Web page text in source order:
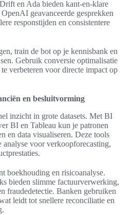
en Ada bieden kant-en-klare
geavanceerde gesprekken
responstijden en consistentere
train de bot op je kennisbank en
Gebruik conversie optimalisatie
verbeteren voor directe impact op
en besluitvorming
inzicht in grote datasets. Met BI
BI en Tableau kun je patronen
en data visualiseren. Deze tools
analyse voor verkoopforecasting,
boekhouding en risicoanalyse.
bieden slimme factuurverwerking,
fraudedetectie. Banken gebruiken
leidt tot snellere reconciliatie en